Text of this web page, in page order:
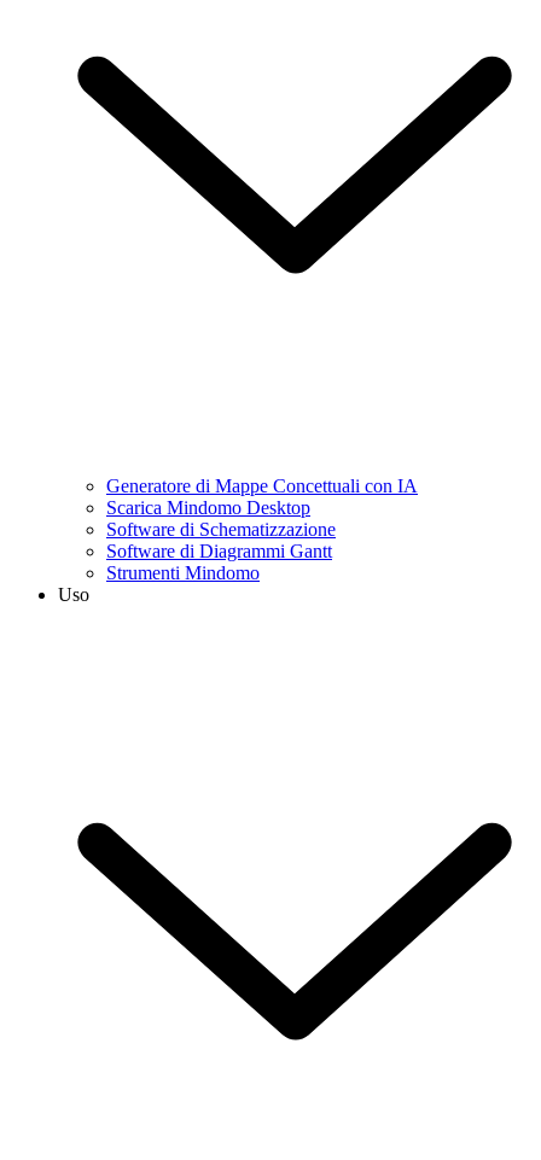
Generatore di Mappe Concettuali con IA
Scarica Mindomo Desktop
Software di Schematizzazione
Software di Diagrammi Gantt
Strumenti Mindomo
Uso